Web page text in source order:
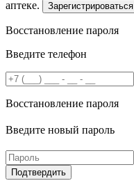
аптеке.
Зарегистрироваться
Восстановление пароля
Введите телефон
Восстановление пароля
Введите новый пароль